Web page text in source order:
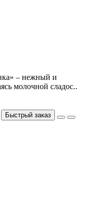
– нежный и
молочной сладос..
Быстрый заказ